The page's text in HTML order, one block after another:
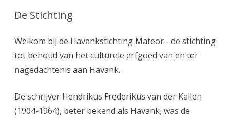
De Stichting
Welkom bij de Havankstichting Mateor - de stichting
tot behoud van het culturele erfgoed van en ter
nagedachtenis aan Havank.
De schrijver Hendrikus Frederikus van der Kallen
(1904-1964), beter bekend als Havank, was de